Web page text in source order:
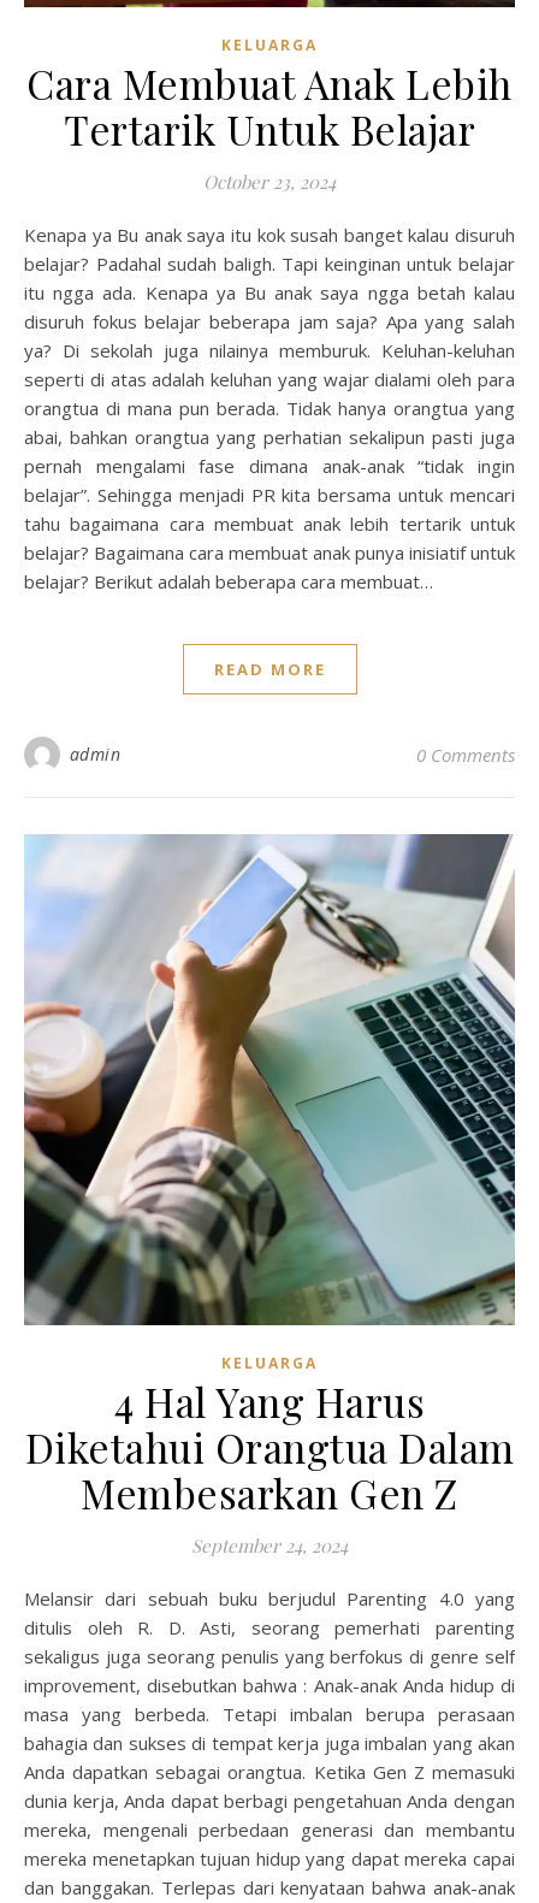
KELUARGA
Cara Membuat Anak Lebih
Tertarik Untuk Belajar
October 23, 2024
Kenapa ya Bu anak saya itu kok susah banget kalau disuruh
belajar? Padahal sudah baligh. Tapi keinginan untuk belajar
itu ngga ada. Kenapa ya Bu anak saya ngga betah kalau
disuruh fokus belajar beberapa jam saja? Apa yang salah
ya? Di sekolah juga nilainya memburuk. Keluhan-keluhan
seperti di atas adalah keluhan yang wajar dialami oleh para
orangtua di mana pun berada. Tidak hanya orangtua yang
abai, bahkan orangtua yang perhatian sekalipun pasti juga
pernah mengalami fase dimana anak-anak “tidak ingin
belajar”. Sehingga menjadi PR kita bersama untuk mencari
tahu bagaimana cara membuat anak lebih tertarik untuk
belajar? Bagaimana cara membuat anak punya inisiatif untuk
belajar? Berikut adalah beberapa cara membuat…
READ MORE
admin 0 Comments
KELUARGA
4 Hal Yang Harus
Diketahui Orangtua Dalam
Membesarkan Gen Z
September 24, 2024
Melansir dari sebuah buku berjudul Parenting 4.0 yang
ditulis oleh R. D. Asti, seorang pemerhati parenting
sekaligus juga seorang penulis yang berfokus di genre self
improvement, disebutkan bahwa : Anak-anak Anda hidup di
masa yang berbeda. Tetapi imbalan berupa perasaan
bahagia dan sukses di tempat kerja juga imbalan yang akan
Anda dapatkan sebagai orangtua. Ketika Gen Z memasuki
dunia kerja, Anda dapat berbagi pengetahuan Anda dengan
mereka, mengenali perbedaan generasi dan membantu
mereka menetapkan tujuan hidup yang dapat mereka capai
dan banggakan. Terlepas dari kenyataan bahwa anak-anak